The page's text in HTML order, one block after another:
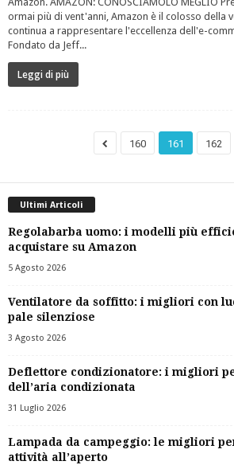
ormai più di vent'anni, Amazon è il colosso della
continua a rappresentare l'eccellenza dell'e-
Fondato da Jeff...
Leggi di più
160 161 162
Ultimi Articoli
Regolabarba uomo: i modelli più
acquistare su Amazon
5 Agosto 2026
Ventilatore da soffitto: i migliori con
pale silenziose
3 Agosto 2026
Deflettore condizionatore: i migliori
dell’aria condizionata
31 Luglio 2026
Lampada da campeggio: le migliori
attività all’aperto